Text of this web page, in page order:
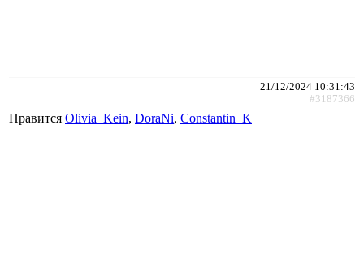
21/12/2024 10:31:43
#3187366
Нравится Olivia_Kein, DoraNi, Constantin_K